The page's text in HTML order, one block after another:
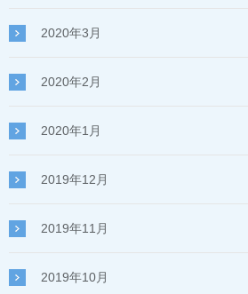
2020年3月
2020年2月
2020年1月
2019年12月
2019年11月
2019年10月